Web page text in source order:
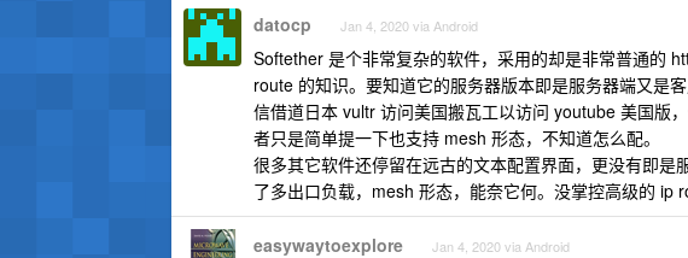
datocp Jan 4, 2020 via Android
Softether 是个非常复杂的软件，采用的却是非常普通的
route 的知识。要知道它的服务器版本即是服务器端又是
信借道日本 vultr 访问美国搬瓦工以访问 youtube 美国版
者只是简单提一下也支持 mesh 形态，不知道怎么配。
很多其它软件还停留在远古的文本配置界面，更没有即
了多出口负载，mesh 形态，能奈它何。没掌控高级的 ip
easywaytoexplore Jan 4, 2020 via Android